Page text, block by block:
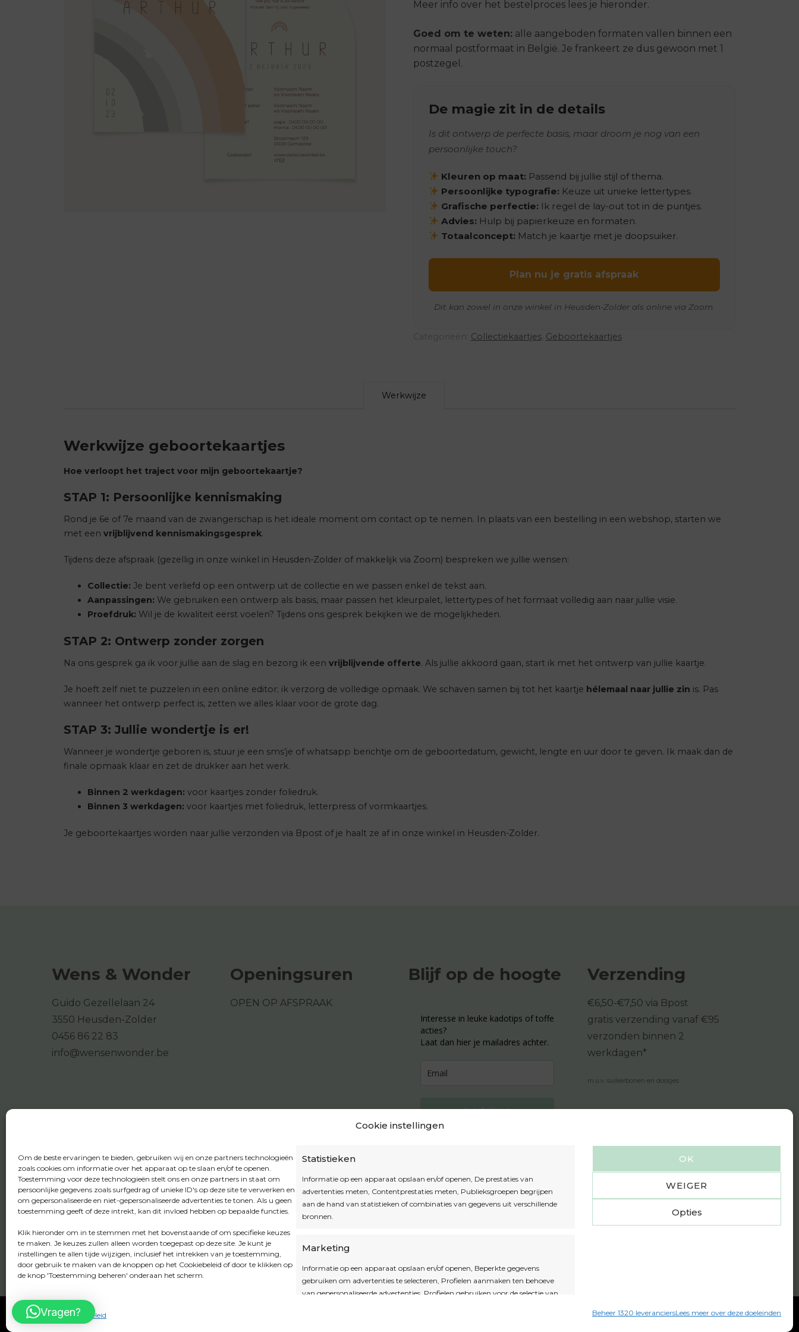
Cookie instellingen
Om de beste ervaringen te bieden, gebruiken wij en onze partners technologieën
zoals cookies om informatie over het apparaat op te slaan en/of te openen.
Toestemming voor deze technologieën stelt ons en onze partners in staat om
persoonlijke gegevens zoals surfgedrag of unieke ID's op deze site te verwerken en
om gepersonaliseerde en niet-gepersonaliseerde advertenties te tonen. Als u geen
toestemming geeft of deze intrekt, kan dit invloed hebben op bepaalde functies.
Klik hieronder om in te stemmen met het bovenstaande of om specifieke keuzes
te maken. Je keuzes zullen alleen worden toegepast op deze site. Je kunt je
instellingen te allen tijde wijzigen, inclusief het intrekken van je toestemming,
door gebruik te maken van de knoppen op het Cookiebeleid of door te klikken op
de knop 'Toestemming beheren' onderaan het scherm.
Statistieken
Informatie op een apparaat opslaan en/of openen, De prestaties van
advertenties meten, Contentprestaties meten, Publieksgroepen begrijpen
aan de hand van statistieken of combinaties van gegevens uit verschillende
bronnen.
Marketing
Informatie op een apparaat opslaan en/of openen, Beperkte gegevens
gebruiken om advertenties te selecteren, Profielen aanmaken ten behoeve
van gepersonaliseerde advertenties, Profielen gebruiken voor de selectie van
Beheer 1320 leveranciersLees meer over deze doeleinden
OK
WEIGER
Opties
CookiebeleidPrivacybeleid
Meer info over het bestelproces lees je hieronder.
Goed om te weten:alle aangeboden formaten vallen binnen een
normaal postformaat in België. Je frankeert ze dus gewoon met 1
postzegel.
De magie zit in de details
Is dit ontwerp de perfecte basis, maar droom je nog van een
persoonlijke touch?
Kleuren op maat: Passend bij jullie stijl of thema.
Persoonlijke typografie: Keuze uit unieke lettertypes.
Grafische perfectie: Ik regel de lay-out tot in de puntjes.
Advies: Hulp bij papierkeuze en formaten.
Totaalconcept: Match je kaartje met je doopsuiker.
Plan nu je gratis afspraak
Dit kan zowel in onze winkel in Heusden-Zolder als online via Zoom.
Collectiekaartjes, Geboortekaartjes
Werkwijze
Werkwijze geboortekaartjes
Hoe verloopt het traject voor mijn geboortekaartje?
STAP 1: Persoonlijke kennismaking
Rond je 6e of 7e maand van de zwangerschap is het ideale moment om contact op te nemen. In plaats van een bestelling in een webshop, starten we
met een vrijblijvend kennismakingsgesprek.
Tijdens deze afspraak (gezellig in onze winkel in Heusden-Zolder of makkelijk via Zoom) bespreken we jullie wensen:
Collectie: Je bent verliefd op een ontwerp uit de collectie en we passen enkel de tekst aan.
Aanpassingen: We gebruiken een ontwerp als basis, maar passen het kleurpalet, lettertypes of het formaat volledig aan naar jullie visie.
Proefdruk: Wil je de kwaliteit eerst voelen? Tijdens ons gesprek bekijken we de mogelijkheden.
STAP 2: Ontwerp zonder zorgen
Na ons gesprek ga ik voor jullie aan de slag en bezorg ik een vrijblijvende offerte. Als jullie akkoord gaan, start ik met het ontwerp van jullie kaartje.
Je hoeft zelf niet te puzzelen in een online editor; ik verzorg de volledige opmaak. We schaven samen bij tot het kaartje hélemaal naar jullie zin is. Pas
wanneer het ontwerp perfect is, zetten we alles klaar voor de grote dag.
STAP 3: Jullie wondertje is er!
Wanneer je wondertje geboren is, stuur je een sms’je of whatsapp berichtje om de geboortedatum, gewicht, lengte en uur door te geven. Ik maak dan de
finale opmaak klaar en zet de drukker aan het werk.
Binnen 2 werkdagen: voor kaartjes zonder foliedruk.
Binnen 3 werkdagen: voor kaartjes met foliedruk, letterpress of vormkaartjes.
Je geboortekaartjes worden naar jullie verzonden via Bpost of je haalt ze af in onze winkel in Heusden-Zolder.
Wens & Wonder
Guido Gezellelaan 24
3550 Heusden-Zolder
0456 86 22 83
info@wensenwonder.be
Openingsuren
OPEN OP AFSPRAAK
Blijf op de hoogte
Interesse in leuke kadotips of toffe
acties?
Laat dan hier je mailadres achter.
Inschrijven
Algemene voorwaarden
Cookiebeleid
Verzending
€6,50-€7,50 via Bpost
gratis verzending vanaf €95
verzonden binnen 2
werkdagen*
m.u.v. suikerbonen en doosjes
Vragen?